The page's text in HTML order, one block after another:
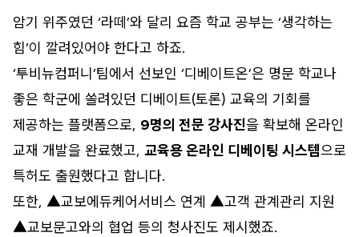
암기 위주였던 ‘라떼’와 달리 요즘 학교 공부는 ‘생각하는
힘’이 깔려있어야 한다고 하죠.
‘투비뉴컴퍼니’팀에서 선보인 ‘디베이트온’은 명문 학교나
좋은 학군에 쏠려있던 디베이트(토론) 교육의 기회를
제공하는 플랫폼으로, 9명의 전문 강사진을 확보해 온라인
교재 개발을 완료했고, 교육용 온라인 디베이팅 시스템으로
특허도 출원했다고 합니다.
또한, ▲교보에듀케어서비스 연계 ▲고객 관계관리 지원
▲교보문고와의 협업 등의 청사진도 제시했죠.